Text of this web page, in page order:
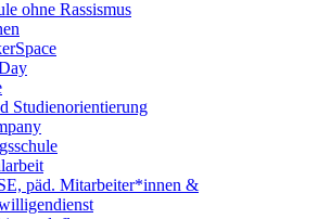
ohne Rassismus
Studienorientierung
päd. Mitarbeiter*innen &